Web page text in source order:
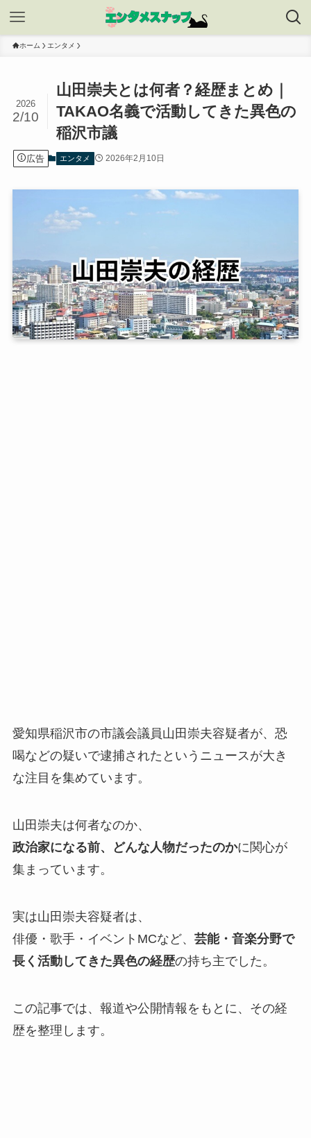
ホーム エンタメ
山田崇夫とは何者？経歴まとめ｜
TAKAO名義で活動してきた異色の
稲沢市議
2026
2/10
広告 エンタメ 2026年2月10日
愛知県稲沢市の市議会議員山田崇夫容疑者が、恐
喝などの疑いで逮捕されたというニュースが大き
な注目を集めています。
山田崇夫は何者なのか、
政治家になる前、どんな人物だったのかに関心が
集まっています。
実は山田崇夫容疑者は、
俳優・歌手・イベントMCなど、 芸能・音楽分野で
長く活動してきた異色の経歴の持ち主でした。
この記事では、報道や公開情報をもとに、その経
歴を整理します。